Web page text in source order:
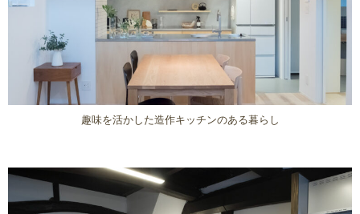
趣味を活かした造作キッチンのある暮らし